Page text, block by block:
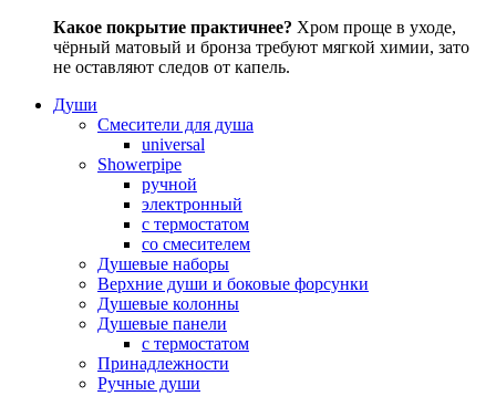
Какое покрытие практичнее? Хром проще в уходе,
чёрный матовый и бронза требуют мягкой химии, зато
не оставляют следов от капель.
Души
Смесители для душа
universal
Showerpipe
ручной
электронный
с термостатом
со смесителем
Душевые наборы
Верхние души и боковые форсунки
Душевые колонны
Душевые панели
с термостатом
Принадлежности
Ручные души